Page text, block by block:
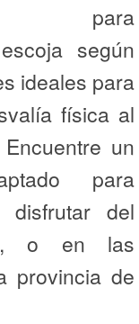
para
según
ideales para
física al
un
para
disfrutar del
o en las
provincia de